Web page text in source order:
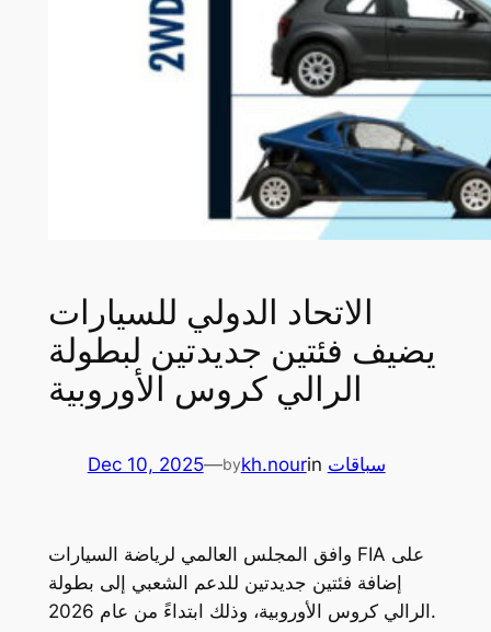
الاتحاد الدولي للسيارات
يضيف فئتين جديدتين لبطولة
الرالي كروس الأوروبية
Dec 10, 2025—bykh.nourin سباقات
وافق المجلس العالمي لرياضة السيارات FIA على
إضافة فئتين جديدتين للدعم الشعبي إلى بطولة
الرالي كروس الأوروبية، وذلك ابتداءً من عام 2026.